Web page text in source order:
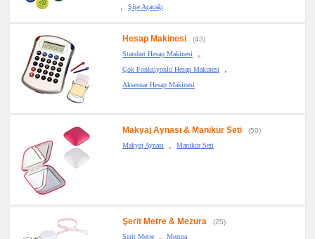
, Şişe Açacağı
Hesap Makinesi
(43)
Standart Hesap Makinesi
,
Çok Fonksiyonlu Hesap Makinesi ,
Aksesuar Hesap Makinesi
Makyaj Aynası & Manikür Seti
(50)
Makyaj Aynası
, Manikür Seti
Şerit Metre & Mezura
(25)
Şerit Metre
, Mezura